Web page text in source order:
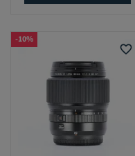
favorite_border
-10%